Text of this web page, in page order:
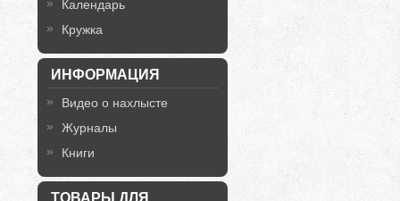
Календарь
Кружка
ИНФОРМАЦИЯ
Видео о нахлысте
Журналы
Книги
ТОВАРЫ ДЛЯ